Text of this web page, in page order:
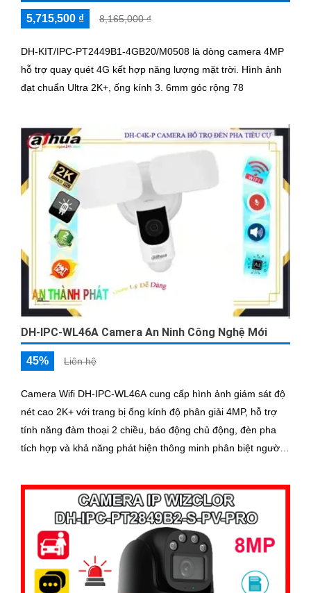
5,715,500 ₫ 8,165,000 ₫
DH-KIT/IPC-PT2449B1-4GB20/M0508 là dòng camera 4MP
hỗ trợ quay quét 4G kết hợp năng lượng mặt trời. Hình ảnh
đạt chuẩn Ultra 2K+, ống kính 3. 6mm góc rộng 78
DH-IPC-WL46A Camera An Ninh Công Nghệ Mới
45% Liên hệ
Camera Wifi DH-IPC-WL46A cung cấp hình ảnh giám sát độ
nét cao 2K+ với trang bị ống kính độ phân giải 4MP, hỗ trợ
tính năng đàm thoại 2 chiều, báo động chủ động, đèn pha
tích hợp và khả năng phát hiện thông minh phân biệt người
quan sát an ninh ngoài trời thì camera Dahua DH-IPC-
WL46A chính là sự lựa chọn vô cùng phù hợpCamera an
ninh không dây DH-IPC-WL46A là lựa chọn lý tưởng để bảo
vệ ngôi nhà hoặc văn phòng của bạn